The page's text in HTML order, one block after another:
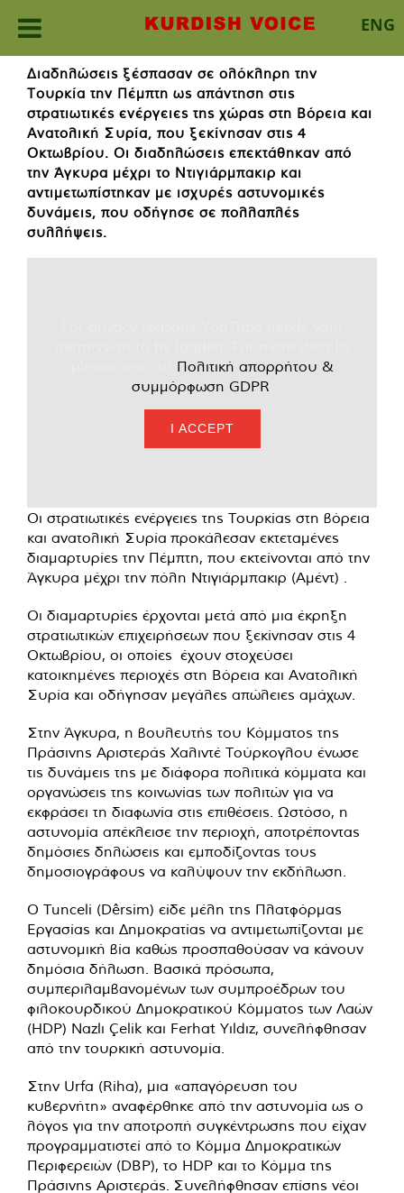
ENG
content
Διαδηλώσεις ξέσπασαν σε ολόκληρη την
Τουρκία την Πέμπτη ως απάντηση στις
στρατιωτικές ενέργειες της χώρας στη Βόρεια και
Ανατολική Συρία, που ξεκίνησαν στις 4
Οκτωβρίου. Οι διαδηλώσεις επεκτάθηκαν από
την Άγκυρα μέχρι το Ντιγιάρμπακιρ και
αντιμετωπίστηκαν με ισχυρές αστυνομικές
δυνάμεις, που οδήγησε σε πολλαπλές
συλλήψεις.
Πολιτική απορρήτου &
συμμόρφωση GDPR
I ACCEPT
Οι στρατιωτικές ενέργειες της Τουρκίας στη βόρεια
και ανατολική Συρία προκάλεσαν εκτεταμένες
διαμαρτυρίες την Πέμπτη, που εκτείνονται από την
Άγκυρα μέχρι την πόλη Ντιγιάρμπακιρ (Αμέντ) .
Οι διαμαρτυρίες έρχονται μετά από μια έκρηξη
στρατιωτικών επιχειρήσεων που ξεκίνησαν στις 4
Οκτωβρίου, οι οποίες έχουν στοχεύσει
κατοικημένες περιοχές στη Βόρεια και Ανατολική
Συρία και οδήγησαν μεγάλες απώλειες αμάχων.
Στην Άγκυρα, η βουλευτής του Κόμματος της
Πράσινης Αριστεράς Χαλιντέ Τούρκογλου ένωσε
τις δυνάμεις της με διάφορα πολιτικά κόμματα και
οργανώσεις της κοινωνίας των πολιτών για να
εκφράσει τη διαφωνία στις επιθέσεις. Ωστόσο, η
αστυνομία απέκλεισε την περιοχή, αποτρέποντας
δημόσιες δηλώσεις και εμποδίζοντας τους
δημοσιογράφους να καλύψουν την εκδήλωση.
Ο Tunceli (Dêrsim) είδε μέλη της Πλατφόρμας
Εργασίας και Δημοκρατίας να αντιμετωπίζονται με
αστυνομική βία καθώς προσπαθούσαν να κάνουν
δημόσια δήλωση. Βασικά πρόσωπα,
συμπεριλαμβανομένων των συμπροέδρων του
φιλοκουρδικού Δημοκρατικού Κόμματος των Λαών
(HDP) Nazlı Çelik και Ferhat Yıldız, συνελήφθησαν
από την τουρκική αστυνομία.
Στην Urfa (Riha), μια «απαγόρευση του
κυβερνήτη» αναφέρθηκε από την αστυνομία ως ο
λόγος για την αποτροπή συγκέντρωσης που είχαν
προγραμματιστεί από το Κόμμα Δημοκρατικών
Περιφερειών (DBP), το HDP και το Κόμμα της
Πράσινης Αριστεράς. Συνελήφθησαν επίσης νέοι